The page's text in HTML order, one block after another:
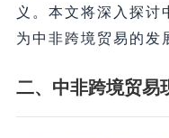
义。本文将深入探讨
为中非跨境贸易的发
二、中非跨境贸易